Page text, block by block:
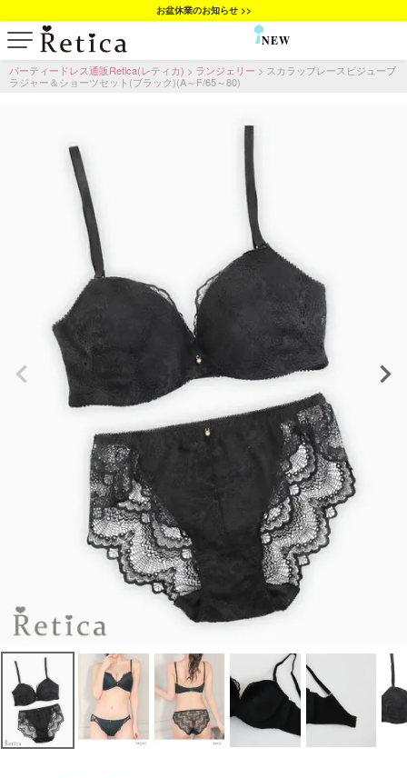
お盆休業のお知らせ >>
NEW
パーティードレス通販Retica(レティカ) ランジェリー
スカラップレースビジューブ
ラジャー＆ショーツセット(ブラック)(A～F/65～80)